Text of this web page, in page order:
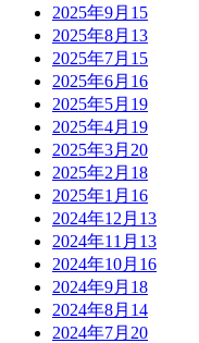
2025年9月 15
2025年8月 13
2025年7月 15
2025年6月 16
2025年5月 19
2025年4月 19
2025年3月 20
2025年2月 18
2025年1月 16
2024年12月 13
2024年11月 13
2024年10月 16
2024年9月 18
2024年8月 14
2024年7月 20